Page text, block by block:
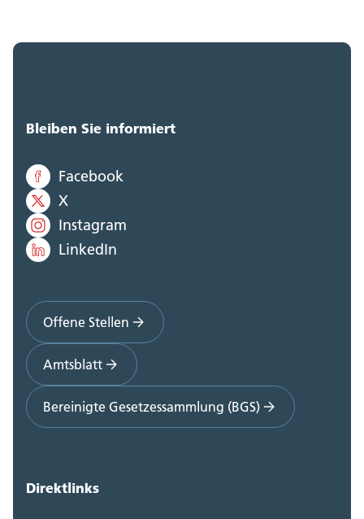
Bleiben Sie informiert
Facebook
X
Instagram
LinkedIn
Offene Stellen
Amtsblatt
Bereinigte Gesetzessammlung (BGS)
Direktlinks